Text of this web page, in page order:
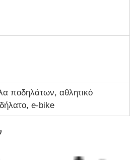
ποδηλάτων, αθλητικό
e-bike